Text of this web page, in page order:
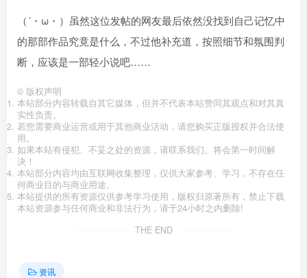
（´・ω・）虽然这位发帖的网友最后依然没找到自己记忆中
的那部作品究竟是什么，不过他补充道，按照细节和氛围判
断，应该是一部轻小说吧……
© 版权声明
本站部分内容转载自其它媒体，但并不代表本站赞同其观点和对其真
实性负责。
若您需要商业运营或用于其他商业活动，请您购买正版授权并合法使
用。
如果本站有侵犯、不妥之处的资源，请联系我们。将会第一时间解
决！
本站部分内容均由互联网收集整理，仅供大家参考、学习，不存在任
何商业目的与商业用途。
本站提供的所有资源仅供参考学习使用，版权归原著所有，禁止下载
本站资源参与任何商业和非法行为，请于24小时之内删除!
THE END
资讯